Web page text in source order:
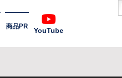
商品PR
YouTube